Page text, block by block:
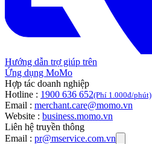
Hướng dẫn trợ giúp trên
Ứng dụng MoMo
Hợp tác doanh nghiệp
Hotline : 1900 636 652(Phí 1.000đ/phút)
Email : merchant.care@momo.vn
Website : business.momo.vn
Liên hệ truyền thông
Email : pr@mservice.com.vn